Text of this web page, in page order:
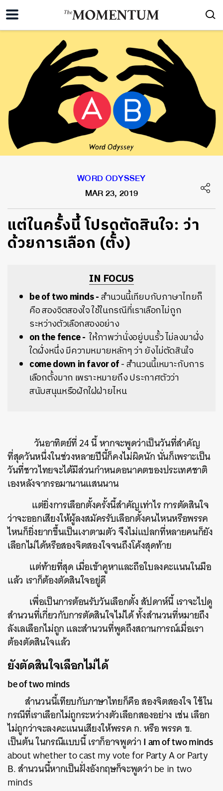
WORD ODYSSEY
MAR 23, 2019
แต่ในครั้งนี้ โปรดตัดสินใจ: ว่า
ด้วยการเลือก (ตั้ง)
IN FOCUS
be of two minds -สำนวนนี้เทียบกับภาษาไทยก็
คือ สองจิตสองใจ ใช้ในกรณีที่เราเลือกไม่ถูก
ระหว่างตัวเลือกสองอย่าง
on the fence - ให้ภาพว่านั่งอยู่บนรั้ว ไม่ลงมาฝั่ง
ใดฝั่งหนึ่ง มีความหมายหลักๆ ว่า ยังไม่ตัดสินใจ
come down in favor of- สำนวนนี้เหมาะกับการ
เลือกตั้งมาก เพราะหมายถึง ประกาศตัวว่า
สนับสนุนหรือฝักใฝ่ฝ่ายไหน
วันอาทิตย์ที่ 24 นี้ หากจะพูดว่าเป็นวันที่สำคัญ
ที่สุดวันหนึ่งในช่วงหลายปีนี้ก็คงไม่ผิดนัก นั่นก็เพราะเป็น
วันที่ชาวไทยจะได้มีส่วนกำหนดอนาคตของประเทศชาติ
เองหลังจากรอมานานแสนนาน
แต่ยิ่งการเลือกตั้งครั้งนี้สำคัญเท่าไร การตัดสินใจ
ว่าจะออกเสียงให้ผู้ลงสมัครรับเลือกตั้งคนไหนหรือพรรค
ไหนก็ยิ่งยากขึ้นเป็นเงาตามตัว จึงไม่แปลกที่หลายคนก็ยัง
เลือกไม่ได้หรือสองจิตสองใจจนถึงโค้งสุดท้าย
แต่ท้ายที่สุด เมื่อเข้าคูหาและถือใบลงคะแนนในมือ
แล้ว เราก็ต้องตัดสินใจอยู่ดี
เพื่อเป็นการต้อนรับวันเลือกตั้ง สัปดาห์นี้ เราจะไปดู
สำนวนที่เกี่ยวกับการตัดสินใจไม่ได้ ทั้งสำนวนที่หมายถึง
ลังเลเลือกไม่ถูก และสำนวนที่พูดถึงสถานการณ์เมื่อเรา
ต้องตัดสินใจแล้ว
ยังตัดสินใจเลือกไม่ได้
be of two minds
สำนวนนี้เทียบกับภาษาไทยก็คือ สองจิตสองใจ ใช้ใน
กรณีที่เราเลือกไม่ถูกระหว่างตัวเลือกสองอย่าง เช่น เลือก
ไม่ถูกว่าจะลงคะแนนเสียงให้พรรค ก. หรือ พรรค ข.
เป็นต้น ในกรณีแบบนี้ เราก็อาจพูดว่าI am of two minds
about whether to cast my vote for Party A or Party
B. สำนวนนี้หากเป็นฝั่งอังกฤษก็จะพูดว่า be in two
minds